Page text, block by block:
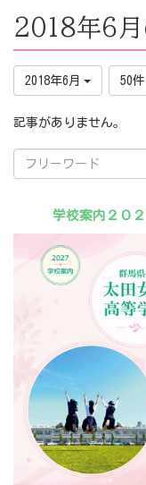
2018年6月
2018年6月 50件
記事がありません。
学校案内２０